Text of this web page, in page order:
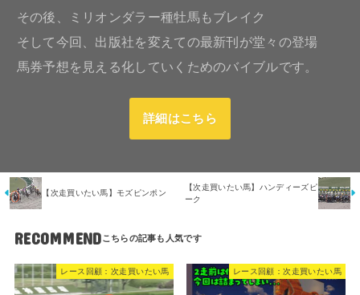
その後、ミリオンダラー種牡馬もブレイク
そして今回、出版社を変えての最新刊が堂々の登場
馬券予想を見える化していくためのバイブルです。
詳細はこちら
【次走買いたい馬】モズピンポン
【次走買いたい馬】ハンディーズピ
ーク
RECOMMEND
レース回顧：次走買いたい馬 レース回顧：次走買いたい馬